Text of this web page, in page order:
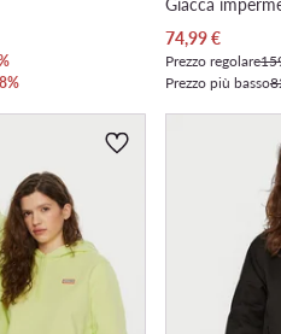
Prezzo attuale
74,99€
Prezzo regolare
Prezzo più basso